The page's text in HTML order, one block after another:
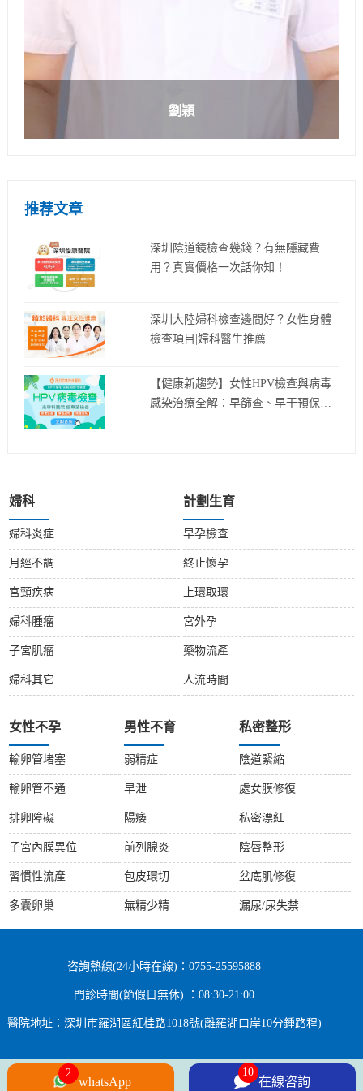
劉穎
推荐文章
深圳陰道鏡檢查幾錢？有無隱藏費
用？真實價格一次話你知！
深圳大陸婦科檢查邊間好？女性身體
檢查項目|婦科醫生推薦
【健康新趨勢】女性HPV檢查與病毒
感染治療全解：早篩查、早干預保健
婦科
婦科炎症
月經不調
宮頸疾病
婦科腫瘤
子宮肌瘤
婦科其它
計劃生育
早孕檢查
終止懷孕
上環取環
宮外孕
藥物流產
人流時間
女性不孕
輸卵管堵塞
輸卵管不通
排卵障礙
子宮內膜異位
習慣性流產
多囊卵巢
男性不育
弱精症
早泄
陽痿
前列腺炎
包皮環切
無精少精
私密整形
陰道緊縮
處女膜修復
私密漂紅
陰唇整形
盆底肌修復
漏尿/尿失禁
咨詢熱線(24小時在線)：0755-25595888
門診時間(節假日無休) ：08:30-21:00
醫院地址：深圳市羅湖區紅桂路1018號(離羅湖口岸10分鍾路程)
Copyright © 2024 All rights Reserved.
whatsApp 在線咨詢